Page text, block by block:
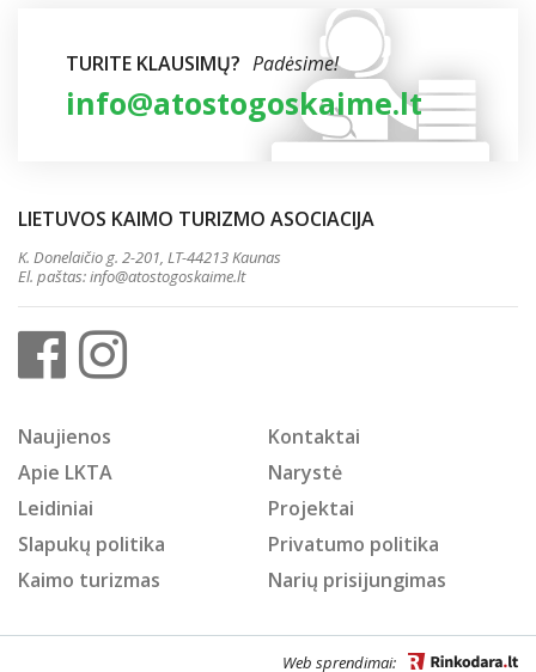
TURITE KLAUSIMŲ? Padėsime!
info@atostogoskaime.lt
LIETUVOS KAIMO TURIZMO ASOCIACIJA
K. Donelaičio g. 2-201, LT-44213 Kaunas
El. paštas:info@atostogoskaime.lt
Naujienos
Kontaktai
Apie LKTA
Narystė
Leidiniai
Projektai
Slapukų politika
Privatumo politika
Kaimo turizmas
Narių prisijungimas
Web sprendimai: